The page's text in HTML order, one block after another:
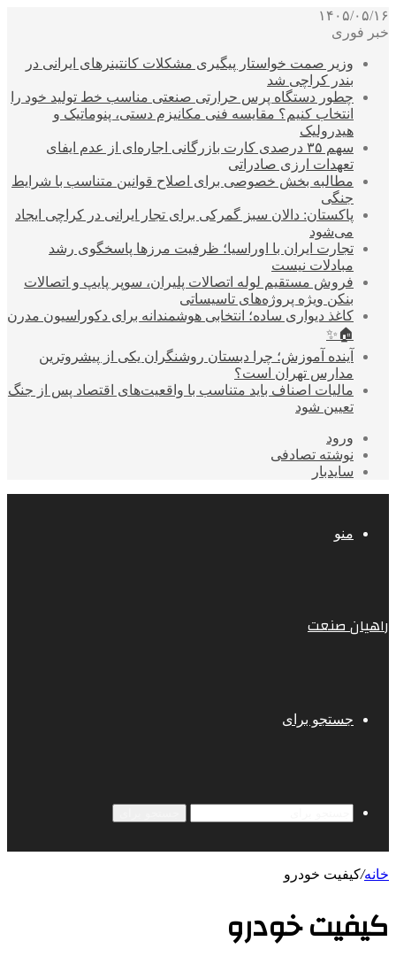
۱۴۰۵/۰۵/۱۶
خبر فوری
وزیر صمت خواستار پیگیری مشکلات کانتینرهای ایرانی در
بندر کراچی شد
چطور دستگاه پرس حرارتی صنعتی مناسب خط تولید خود را
انتخاب کنیم؟ مقایسه فنی مکانیزم دستی، پنوماتیک و
هیدرولیک
سهم ۳۵ درصدی کارت بازرگانی اجاره‌ای از عدم ایفای
تعهدات ارزی صادراتی
مطالبه بخش خصوصی برای اصلاح قوانین متناسب با شرایط
جنگی
پاکستان: دالان سبز گمرکی برای تجار ایرانی در کراچی ایجاد
می‌شود
تجارت ایران با اوراسیا؛ ظرفیت مرزها پاسخگوی رشد
مبادلات نیست
فروش مستقیم لوله اتصالات پلیران، سوپر پایپ و اتصالات
بنکن ویژه پروژه‌های تاسیساتی
کاغذ دیواری ساده؛ انتخابی هوشمندانه برای دکوراسیون مدرن
🏠✨
آینده آموزش؛ چرا دبستان روشنگران یکی از پیشروترین
مدارس تهران است؟
مالیات اصناف باید متناسب با واقعیت‌های اقتصاد پس از جنگ
تعیین شود
ورود
نوشته تصادفی
سایدبار
منو
راهیان صنعت
جستجو برای
خانه/کیفیت خودرو
کیفیت خودرو